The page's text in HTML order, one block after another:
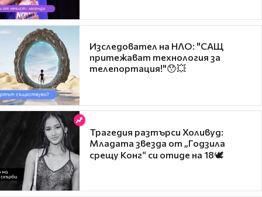
Изследовател на НЛО: "САЩ
притежават технология за
телепортация!"😯💥
Трагедия разтърси Холивуд:
Младата звезда от „Годзила
срещу Конг“ си отиде на 18🕊️